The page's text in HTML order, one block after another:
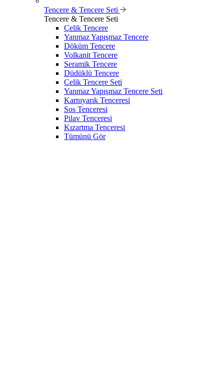
Tencere & Tencere Seti
Tencere & Tencere Seti
Çelik Tencere
Yanmaz Yapışmaz Tencere
Döküm Tencere
Volkanit Tencere
Seramik Tencere
Düdüklü Tencere
Çelik Tencere Seti
Yanmaz Yapışmaz Tencere Seti
Karnıyarık Tenceresi
Sos Tenceresi
Pilav Tenceresi
Kızartma Tenceresi
Tümünü Gör